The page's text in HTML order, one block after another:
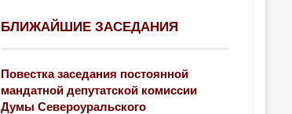
БЛИЖАЙШИЕ ЗАСЕДАНИЯ
Повестка заседания постоянной
мандатной депутатской комиссии
Думы Североуральского